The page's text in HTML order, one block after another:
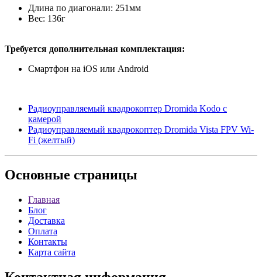
Длина по диагонали: 251мм
Вес: 136г
Требуется дополнительная комплектация:
Смартфон на iOS или Android
Радиоуправляемый квадрокоптер Dromida Kodo с
камерой
Радиоуправляемый квадрокоптер Dromida Vista FPV Wi-
Fi (желтый)
Основные страницы
Главная
Блог
Доставка
Оплата
Контакты
Карта сайта